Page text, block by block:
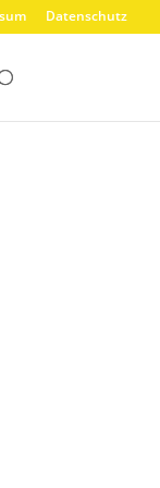
Datenschutz